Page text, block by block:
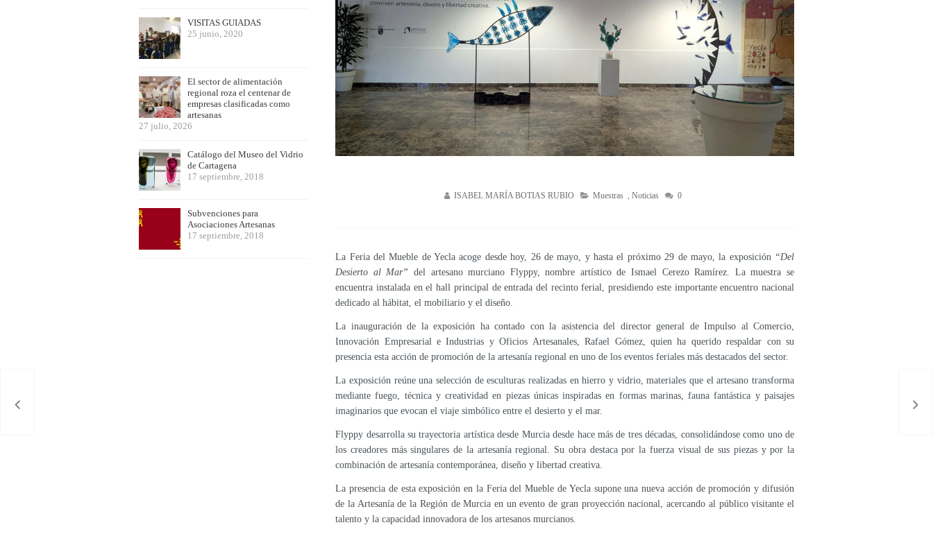
ISABEL MARÍA BOTIAS RUBIO Muestras Noticias 0
La Feria del Mueble de Yecla acoge desde hoy, 26 de mayo, y hasta el próximo 29 de mayo, la exposición “Del
Desierto al Mar” del artesano murciano Flyppy, nombre artístico de Ismael Cerezo Ramírez. La muestra se
encuentra instalada en el hall principal de entrada del recinto ferial, presidiendo este importante encuentro nacional
dedicado al hábitat, el mobiliario y el diseño.
La inauguración de la exposición ha contado con la asistencia del director general de Impulso al Comercio,
Innovación Empresarial e Industrias y Oficios Artesanales, Rafael Gómez, quien ha querido respaldar con su
presencia esta acción de promoción de la artesanía regional en uno de los eventos feriales más destacados del sector.
La exposición reúne una selección de esculturas realizadas en hierro y vidrio, materiales que el artesano transforma
mediante fuego, técnica y creatividad en piezas únicas inspiradas en formas marinas, fauna fantástica y paisajes
imaginarios que evocan el viaje simbólico entre el desierto y el mar.
Flyppy desarrolla su trayectoria artística desde Murcia desde hace más de tres décadas, consolidándose como uno de
los creadores más singulares de la artesanía regional. Su obra destaca por la fuerza visual de sus piezas y por la
combinación de artesanía contemporánea, diseño y libertad creativa.
La presencia de esta exposición en la Feria del Mueble de Yecla supone una nueva acción de promoción y difusión
de la Artesanía de la Región de Murcia en un evento de gran proyección nacional, acercando al público visitante el
talento y la capacidad innovadora de los artesanos murcianos.
VISITAS GUIADAS
25 junio, 2020
El sector de alimentación
regional roza el centenar de
empresas clasificadas como
artesanas
27 julio, 2026
Catálogo del Museo del Vidrio
de Cartagena
17 septiembre, 2018
Subvenciones para
Asociaciones Artesanas
17 septiembre, 2018